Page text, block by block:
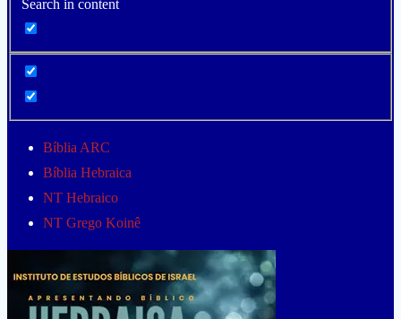
Search in content
Bíblia ARC
Bíblia Hebraica
NT Hebraico
NT Grego Koinê